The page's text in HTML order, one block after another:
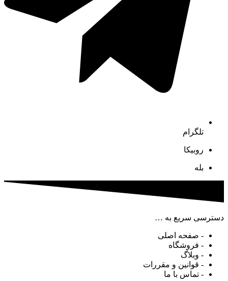
تلگرام
روبیکا
بله
دسترسی سریع به …
- صفحه اصلی
- فروشگاه
- وبلاگ
- قوانین و مقررات
- تماس با ما